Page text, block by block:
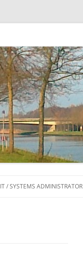
IT / SYSTEMS ADMINISTRATOR